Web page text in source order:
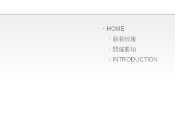
HOME
新着情報
開催要項
INTRODUCTION